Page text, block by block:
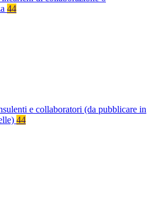
44
e collaboratori (da pubblicare in
44